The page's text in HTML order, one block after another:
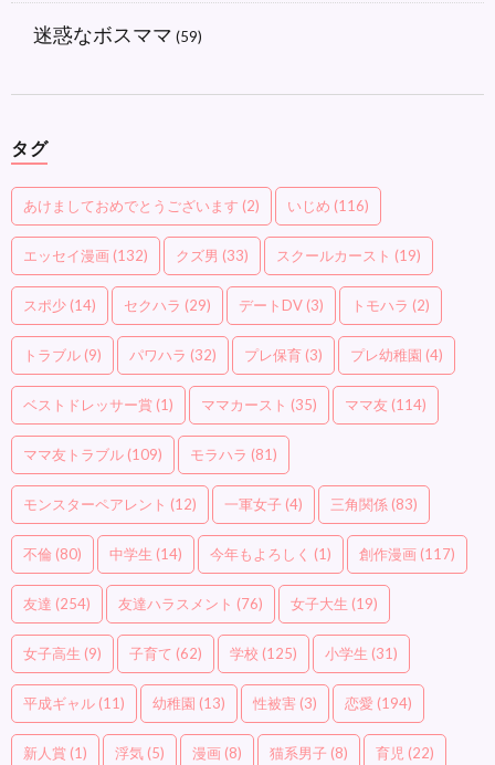
迷惑なボスママ (59)
タグ
あけましておめでとうございます (2) いじめ (116)
エッセイ漫画 (132) クズ男 (33) スクールカースト (19)
スポ少 (14) セクハラ (29) デートDV (3) トモハラ (2)
トラブル (9) パワハラ (32) プレ保育 (3) プレ幼稚園 (4)
ベストドレッサー賞 (1) ママカースト (35) ママ友 (114)
ママ友トラブル (109) モラハラ (81)
モンスターペアレント (12) 一軍女子 (4) 三角関係 (83)
不倫 (80) 中学生 (14) 今年もよろしく (1) 創作漫画 (117)
友達 (254) 友達ハラスメント (76) 女子大生 (19)
女子高生 (9) 子育て (62) 学校 (125) 小学生 (31)
平成ギャル (11) 幼稚園 (13) 性被害 (3) 恋愛 (194)
新人賞 (1) 浮気 (5) 漫画 (8) 猫系男子 (8) 育児 (22)